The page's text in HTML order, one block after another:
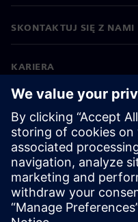
SKONTAKTUJ SIĘ Z NAMI
KARIERA
©Siemens 2026
Informacje korporacyjne
Polityka prywatności